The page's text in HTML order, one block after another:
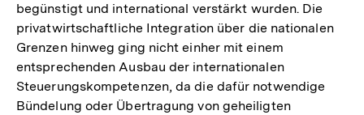
begünstigt und international verstärkt wurden. Die
privatwirtschaftliche Integration über die nationalen
Grenzen hinweg ging nicht einher mit einem
entsprechenden Ausbau der internationalen
Steuerungskompetenzen, da die dafür notwendige
Bündelung oder Übertragung von geheiligten